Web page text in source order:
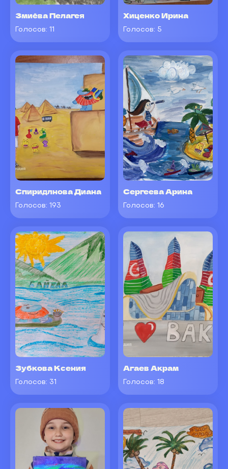
Змиёва Пелагея
Голосов: 11
Хиценко Ирина
Голосов: 5
Спиридлнова Диана
Голосов: 193
Сергеева Арина
Голосов: 16
Зубкова Ксения
Голосов: 31
Агаев Акрам
Голосов: 18